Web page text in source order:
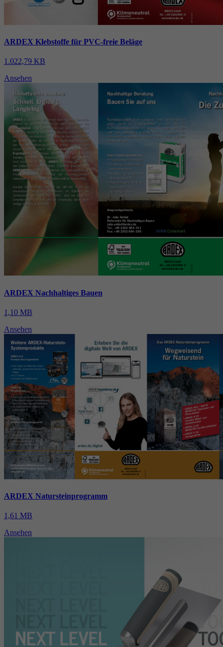
ARDEX Klebstoffe für PVC-freie Beläge
1.022,79 KB
Ansehen
ARDEX Nachhaltiges Bauen
1,10 MB
Ansehen
ARDEX Natursteinprogramm
1,61 MB
Ansehen